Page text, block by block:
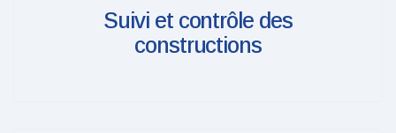
Suivi et contrôle des
constructions